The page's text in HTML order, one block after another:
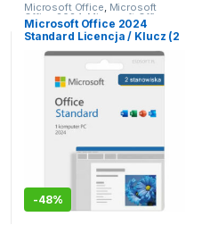
Microsoft Office, Microsoft
Office 2024,Microsoft Office
2024 MacOS,Microsoft Office
2024 macOS,Office dla MacOS
Microsoft Office 2024
Standard Licencja / Klucz (2
stanowiska)
-48%